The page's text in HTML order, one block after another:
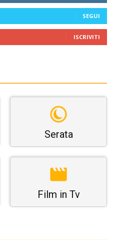
SEGUI
ISCRIVITI
Serata
Film in Tv